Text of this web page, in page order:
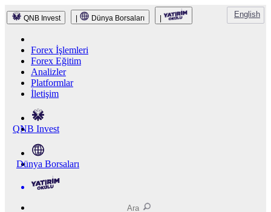
QNB Invest Dünya Borsaları English
Forex İşlemleri
Forex Eğitim
Analizler
Platformlar
İletişim
QNB Invest
Dünya Borsaları